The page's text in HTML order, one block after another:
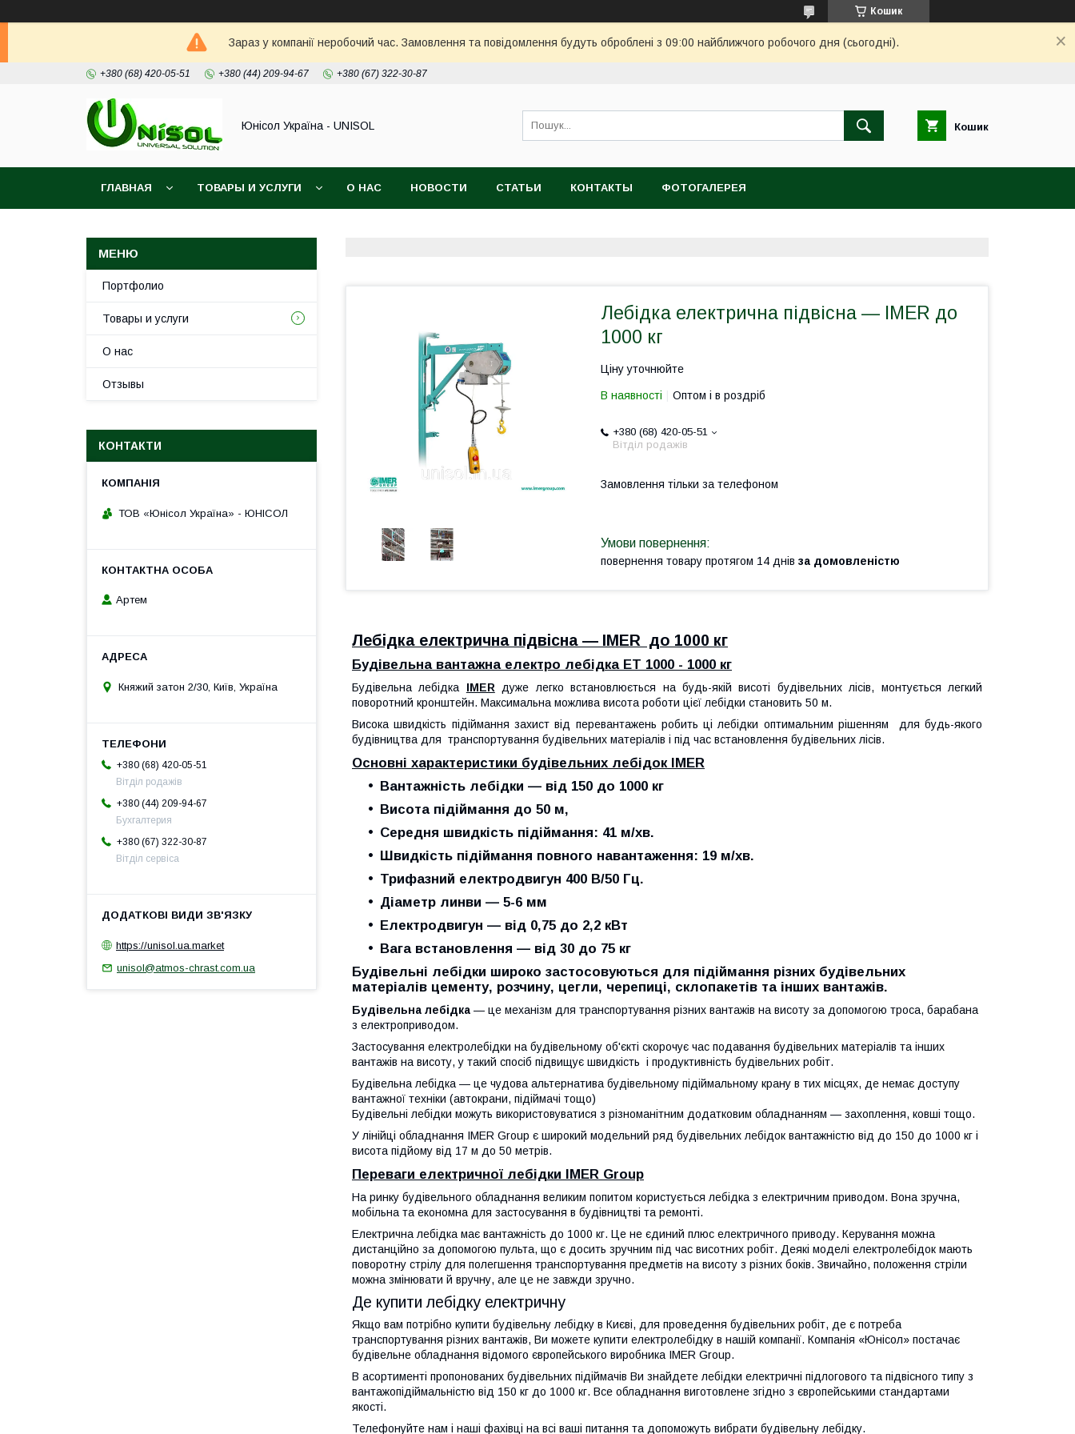
Кошик
Зараз у компанії неробочий час. Замовлення та повідомлення будуть оброблені з 09:00 найближчого робочого дня (сьогодні).
+380 (68) 420-05-51 +380 (44) 209-94-67 +380 (67) 322-30-87
Юнісол Україна - UNISOL Кошик
ГЛАВНАЯ ТОВАРЫ И УСЛУГИ О НАС НОВОСТИ СТАТЬИ КОНТАКТЫ ФОТОГАЛЕРЕЯ
Лебідка електрична підвісна — IMER до
1000 кг
Ціну уточнюйте
В наявності Оптом і в роздріб
+380 (68) 420-05-51
Вітділ родажів
Замовлення тільки за телефоном
повернення товару протягом 14 днів за домовленістю
Лебідка електрична підвісна — IMER до 1000 кг
Будівельна вантажна електро лебідка ET 1000 - 1000 кг
Будівельна лебідка IMER дуже легко встановлюється на будь-якій висоті будівельних лісів, монтується легкий
поворотний кронштейн. Максимальна можлива висота роботи цієї лебідки становить 50 м.
Висока швидкість підіймання захист від перевантажень робить ці лебідки оптимальним рішенням для будь-якого
будівництва для транспортування будівельних матеріалів і під час встановлення будівельних лісів.
Основні характеристики будівельних лебідок IMER
Вантажність лебідки — від 150 до 1000 кг
Висота підіймання до 50 м,
Середня швидкість підіймання: 41 м/хв.
Швидкість підіймання повного навантаження: 19 м/хв.
Трифазний електродвигун 400 В/50 Гц.
Діаметр линви — 5-6 мм
Електродвигун — від 0,75 до 2,2 кВт
Вага встановлення — від 30 до 75 кг
Будівельні лебідки широко застосовуються для підіймання різних будівельних
матеріалів цементу, розчину, цегли, черепиці, склопакетів та інших вантажів.
Будівельна лебідка — це механізм для транспортування різних вантажів на висоту за допомогою троса, барабана
з електроприводом.
Застосування електролебідки на будівельному об'єкті скорочує час подавання будівельних матеріалів та інших
вантажів на висоту, у такий спосіб підвищує швидкість і продуктивність будівельних робіт.
Будівельна лебідка — це чудова альтернатива будівельному підіймальному крану в тих місцях, де немає доступу
вантажної техніки (автокрани, підіймачі тощо)
Будівельні лебідки можуть використовуватися з різноманітним додатковим обладнанням — захоплення, ковші тощо.
У лінійці обладнання IMER Group є широкий модельний ряд будівельних лебідок вантажністю від до 150 до 1000 кг і
висота підйому від 17 м до 50 метрів.
Переваги електричної лебідки IMER Group
На ринку будівельного обладнання великим попитом користується лебідка з електричним приводом. Вона зручна,
мобільна та економна для застосування в будівництві та ремонті.
Електрична лебідка має вантажність до 1000 кг. Це не єдиний плюс електричного приводу. Керування можна
дистанційно за допомогою пульта, що є досить зручним під час висотних робіт. Деякі моделі електролебідок мають
поворотну стрілу для полегшення транспортування предметів на висоту з різних боків. Звичайно, положення стріли
можна змінювати й вручну, але це не завжди зручно.
Де купити лебідку електричну
Якщо вам потрібно купити будівельну лебідку в Києві, для проведення будівельних робіт, де є потреба
транспортування різних вантажів, Ви можете купити електролебідку в нашій компанії. Компанія «Юнісол» постачає
будівельне обладнання відомого європейського виробника IMER Group.
В асортименті пропонованих будівельних підіймачів Ви знайдете лебідки електричні підлогового та підвісного типу з
вантажопідіймальністю від 150 кг до 1000 кг. Все обладнання виготовлене згідно з європейськими стандартами
якості.
Телефонуйте нам і наші фахівці на всі ваші питання та допоможуть вибрати будівельну лебідку.
Портфолио
Товары и услуги
О нас
Отзывы
КОНТАКТИ
ТОВ «Юнісол Україна» - ЮНІСОЛ
Артем
Княжий затон 2/30, Київ, Україна
+380 (68) 420-05-51
Вітділ родажів
+380 (44) 209-94-67
Бухгалтерия
+380 (67) 322-30-87
Вітділ сервіса
https://unisol.ua.market
unisol@atmos-chrast.com.ua